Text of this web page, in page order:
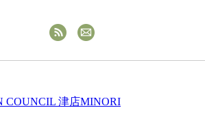
っとなでるだけで、気になる毛をまと
れて持ち運びもできます。
ると便利ですので、気になったかたは
COUNCIL 津店MINORI